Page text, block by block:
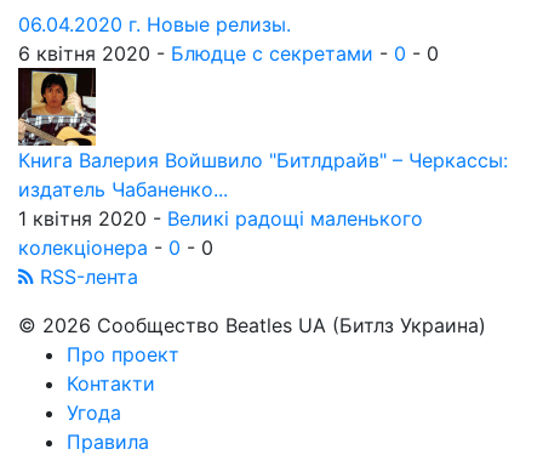
06.04.2020 г. Новые релизы.
6 квітня 2020 - Блюдце с секретами - 0 - 0
Книга Валерия Войшвило "Битлдрайв" – Черкассы:
издатель Чабаненко...
1 квітня 2020 - Великі радощі маленького
колекціонера - 0 - 0
RSS-лента
© 2026 Сообщество Beatles UA (Битлз Украина)
Про проект
Контакти
Угода
Правила